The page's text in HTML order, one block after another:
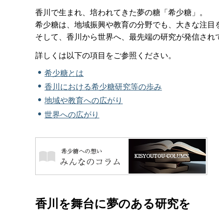
香川で生まれ、培われてきた夢の糖「希少糖」。
希少糖は、地域振興や教育の分野でも、大きな注目
そして、香川から世界へ、最先端の研究が発信され
詳しくは以下の項目をご参照ください。
希少糖とは
香川における希少糖研究等の歩み
地域や教育への広がり
世界への広がり
香川を舞台に夢のある研究を